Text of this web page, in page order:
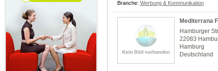
Branche: Werbung & Kommunikation
Mediterrana
Hamburger
22083
Hamburg
Deutschland